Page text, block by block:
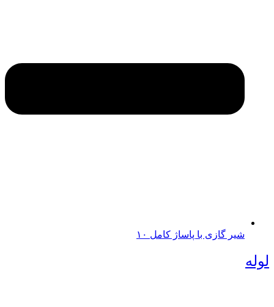
شیر گازی با پاساژ کامل ۱۰
لوله